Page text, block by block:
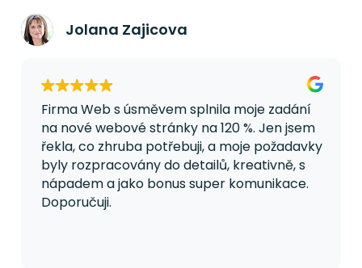
Jolana Zajicova
Firma Web s úsměvem splnila moje zadání
na nové webové stránky na 120 %. Jen jsem
řekla, co zhruba potřebuji, a moje požadavky
byly rozpracovány do detailů, kreativně, s
nápadem a jako bonus super komunikace.
Doporučuji.